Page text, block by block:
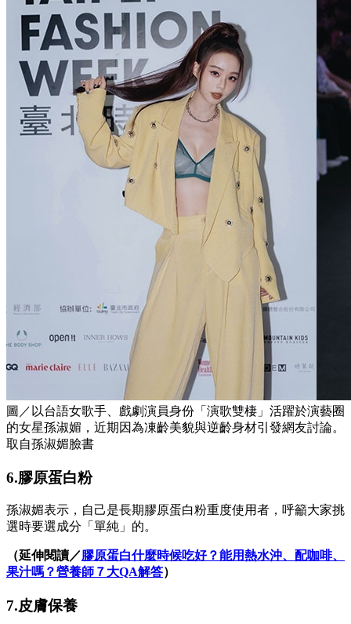
圖／以台語女歌手、戲劇演員身份「演歌雙棲」活躍於演藝圈
的女星孫淑媚，近期因為凍齡美貌與逆齡身材引發網友討論。
取自孫淑媚臉書
6.膠原蛋白粉
孫淑媚表示，自己是長期膠原蛋白粉重度使用者，呼籲大家挑
選時要選成分 「單純」的。
（延伸閱讀／膠原蛋白什麼時候吃好？能用熱水沖、配咖啡、
果汁嗎？營養師７大QA解答）
7.皮膚保養